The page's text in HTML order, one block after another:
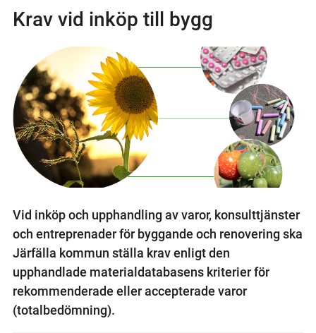
Krav vid inköp till bygg
Vid inköp och upphandling av varor, konsulttjänster
och entreprenader för byggande och renovering ska
Järfälla kommun ställa krav enligt den
upphandlade materialdatabasens kriterier för
rekommenderade eller accepterade varor
(totalbedömning).